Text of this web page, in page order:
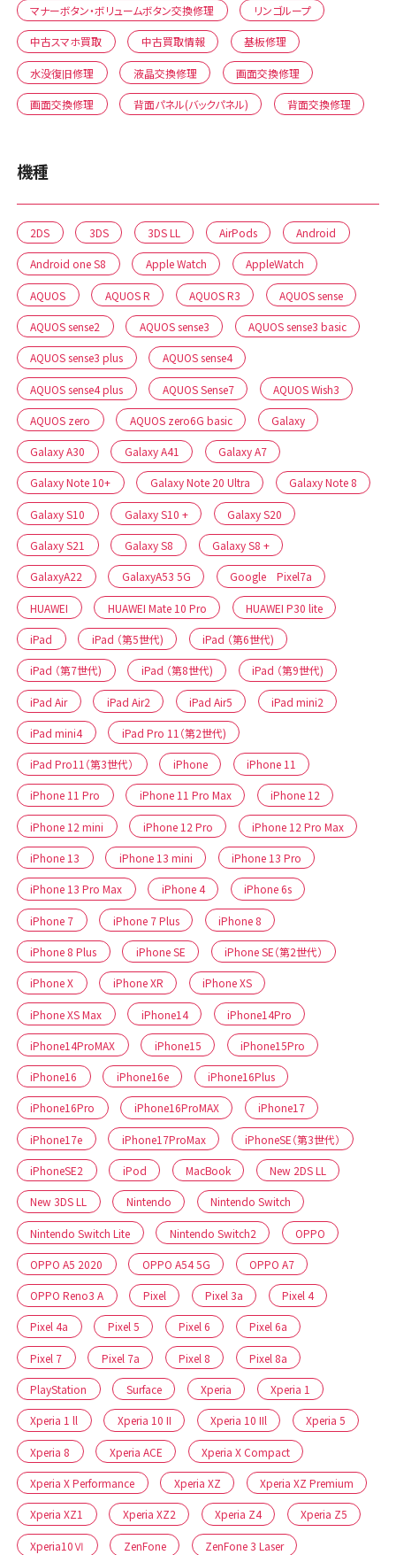
マナーボタン・ボリュームボタン交換修理 リンゴループ
中古スマホ買取 中古買取情報 基板修理
水没復旧修理 液晶交換修理 画面交換修理
画面交換修理 背面パネル(バックパネル) 背面交換修理
機種
2DS 3DS 3DS LL AirPods Android
Android one S8 Apple Watch AppleWatch
AQUOS AQUOS R AQUOS R3 AQUOS sense
AQUOS sense2 AQUOS sense3 AQUOS sense3 basic
AQUOS sense3 plus AQUOS sense4
AQUOS sense4 plus AQUOS Sense7 AQUOS Wish3
AQUOS zero AQUOS zero6G basic Galaxy
Galaxy A30 Galaxy A41 Galaxy A7
Galaxy Note 10+ Galaxy Note 20 Ultra Galaxy Note 8
Galaxy S10 Galaxy S10 + Galaxy S20
Galaxy S21 Galaxy S8 Galaxy S8 +
GalaxyA22 GalaxyA53 5G Google Pixel7a
HUAWEI HUAWEI Mate 10 Pro HUAWEI P30 lite
iPad iPad （第5世代) iPad （第6世代)
iPad （第7世代) iPad （第8世代) iPad （第9世代)
iPad Air iPad Air2 iPad Air5 iPad mini2
iPad mini4 iPad Pro 11（第2世代)
iPad Pro11（第3世代） iPhone iPhone 11
iPhone 11 Pro iPhone 11 Pro Max iPhone 12
iPhone 12 mini iPhone 12 Pro iPhone 12 Pro Max
iPhone 13 iPhone 13 mini iPhone 13 Pro
iPhone 13 Pro Max iPhone 4 iPhone 6s
iPhone 7 iPhone 7 Plus iPhone 8
iPhone 8 Plus iPhone SE iPhone SE（第2世代）
iPhone X iPhone XR iPhone XS
iPhone XS Max iPhone14 iPhone14Pro
iPhone14ProMAX iPhone15 iPhone15Pro
iPhone16 iPhone16e iPhone16Plus
iPhone16Pro iPhone16ProMAX iPhone17
iPhone17e iPhone17ProMax iPhoneSE（第3世代）
iPhoneSE2 iPod MacBook New 2DS LL
New 3DS LL Nintendo Nintendo Switch
Nintendo Switch Lite Nintendo Switch2 OPPO
OPPO A5 2020 OPPO A54 5G OPPO A7
OPPO Reno3 A Pixel Pixel 3a Pixel 4
Pixel 4a Pixel 5 Pixel 6 Pixel 6a
Pixel 7 Pixel 7a Pixel 8 Pixel 8a
PlayStation Surface Xperia Xperia 1
Xperia 1 ll Xperia 10 II Xperia 10 IIl Xperia 5
Xperia 8 Xperia ACE Xperia X Compact
Xperia X Performance Xperia XZ Xperia XZ Premium
Xperia XZ1 Xperia XZ2 Xperia Z4 Xperia Z5
Xperia10Ⅵ ZenFone ZenFone 3 Laser